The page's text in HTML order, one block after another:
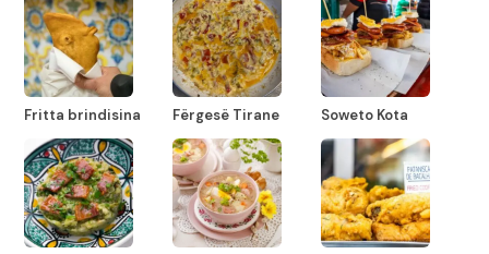
Fritta brindisina Fërgesë Tirane Soweto Kota